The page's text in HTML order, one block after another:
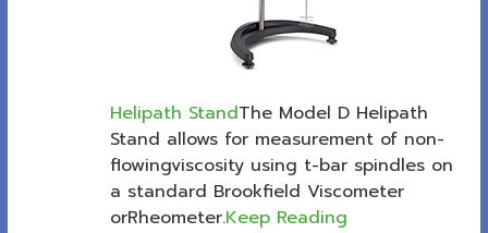
Helipath StandThe Model D Helipath
Stand allows for measurement of non-
flowingviscosity using t-bar spindles on
a standard Brookfield Viscometer
orRheometer.Keep Reading